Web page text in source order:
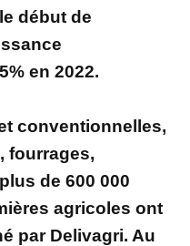
début de
en 2022.
conventionnelles,
fourrages,
de 600 000
agricoles ont
par Delivagri. Au